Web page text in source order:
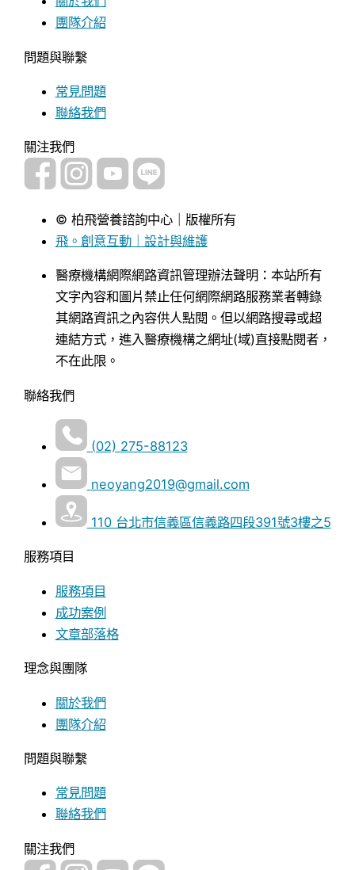
團隊介紹
問題與聯繫
常見問題
聯絡我們
關注我們
© 柏飛營養諮詢中心｜版權所有
飛。創意互動｜設計與維護
醫療機構網際網路資訊管理辦法聲明：本站所有
文字內容和圖片禁止任何網際網路服務業者轉錄
其網路資訊之內容供人點閱。但以網路搜尋或超
連結方式，進入醫療機構之網址(域)直接點閱者，
不在此限。
聯絡我們
(02) 275-88123
neoyang2019@gmail.com
110 台北市信義區信義路四段391號3樓之5
服務項目
服務項目
成功案例
文章部落格
理念與團隊
關於我們
團隊介紹
問題與聯繫
常見問題
聯絡我們
關注我們